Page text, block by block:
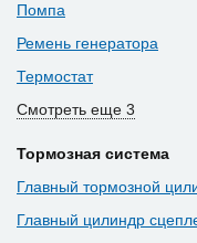
Помпа
Ремень генератора
Термостат
Смотреть еще 3
Тормозная система
Главный тормозной
Главный цилиндр